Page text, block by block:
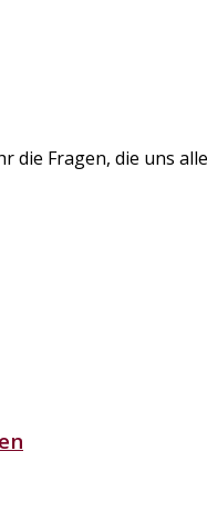
Fragen, die uns